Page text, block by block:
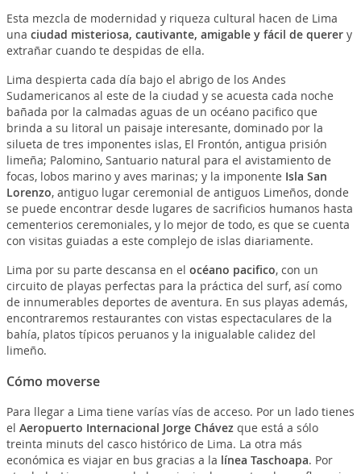
Esta mezcla de modernidad y riqueza cultural hacen de Lima
una ciudad misteriosa, cautivante, amigable y fácil de querery
extrañar cuando te despidas de ella.
Lima despierta cada día bajo el abrigo de los Andes
Sudamericanos al este de la ciudad y se acuesta cada noche
bañada por la calmadas aguas de un océano pacifico que
brinda a su litoral un paisaje interesante, dominado por la
silueta de tres imponentes islas, El Frontón, antigua prisión
limeña; Palomino, Santuario natural para el avistamiento de
focas, lobos marino y aves marinas; y la imponente Isla San
Lorenzo, antiguo lugar ceremonial de antiguos Limeños, donde
se puede encontrar desde lugares de sacrificios humanos hasta
cementerios ceremoniales, y lo mejor de todo, es que se cuenta
con visitas guiadas a este complejo de islas diariamente.
Lima por su parte descansa en el océano pacifico, con un
circuito de playas perfectas para la práctica del surf, así como
de innumerables deportes de aventura. En sus playas además,
encontraremos restaurantes con vistas espectaculares de la
bahía, platos típicos peruanos y la inigualable calidez del
limeño.
Cómo moverse
Para llegar a Lima tiene varías vías de acceso. Por un lado tienes
el Aeropuerto Internacional Jorge Chávezque está a sólo
treinta minuts del casco histórico de Lima. La otra más
económica es viajar en bus gracias a la línea Taschoapa. Por